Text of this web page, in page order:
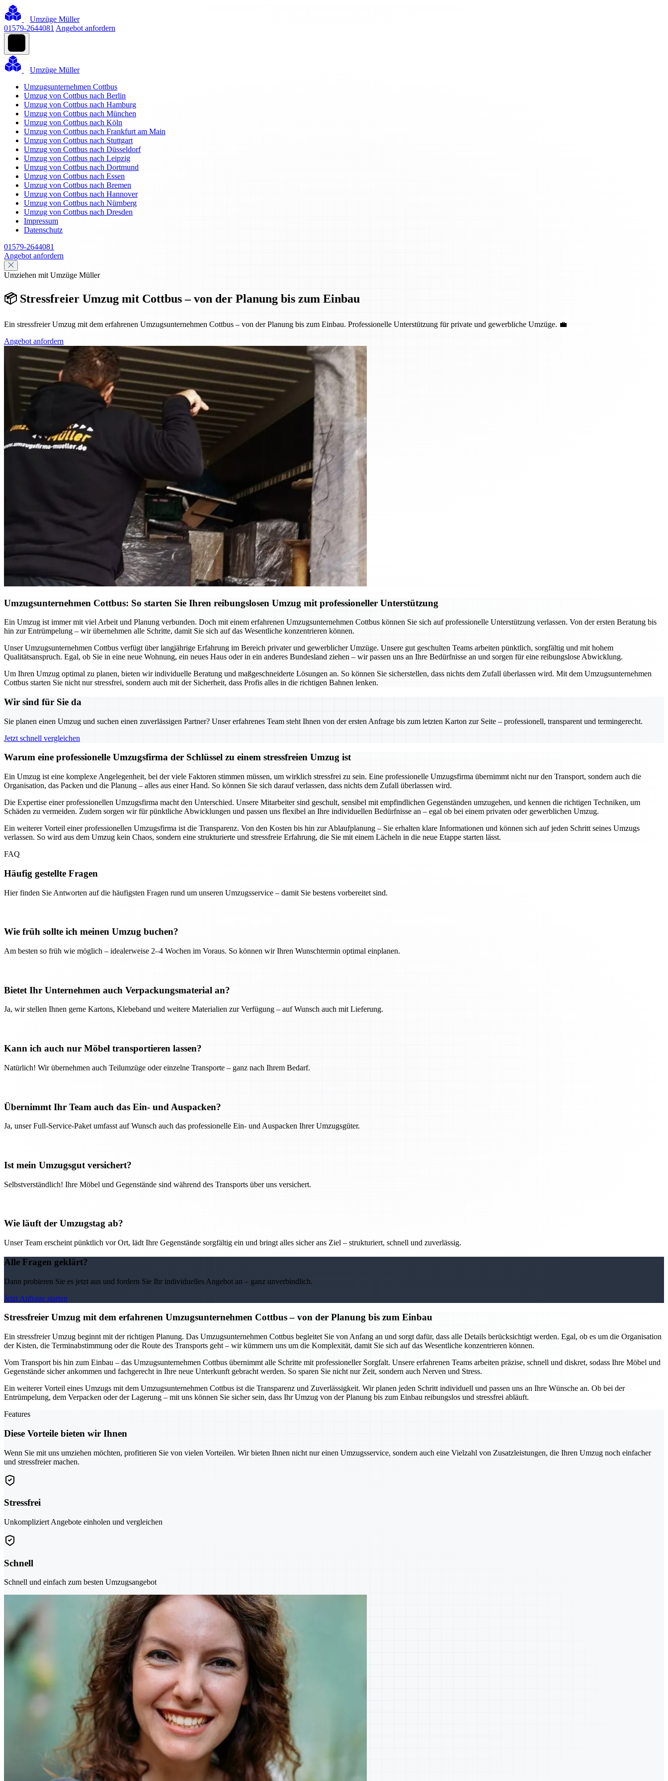
Umzüge Müller
01579-2644081 Angebot anfordern
Umzüge Müller
Umzugsunternehmen Cottbus
Umzug von Cottbus nach Berlin
Umzug von Cottbus nach Hamburg
Umzug von Cottbus nach München
Umzug von Cottbus nach Köln
Umzug von Cottbus nach Frankfurt am Main
Umzug von Cottbus nach Stuttgart
Umzug von Cottbus nach Düsseldorf
Umzug von Cottbus nach Leipzig
Umzug von Cottbus nach Dortmund
Umzug von Cottbus nach Essen
Umzug von Cottbus nach Bremen
Umzug von Cottbus nach Hannover
Umzug von Cottbus nach Nürnberg
Umzug von Cottbus nach Dresden
Impressum
Datenschutz
01579-2644081
Angebot anfordern
Umziehen mit Umzüge Müller
📦 Stressfreier Umzug mit Cottbus – von der Planung bis zum Einbau
Ein stressfreier Umzug mit dem erfahrenen Umzugsunternehmen Cottbus – von der Planung bis zum Einbau. Professionelle Unterstützung für private und gewerbliche Umzüge. 💼
Angebot anfordern
Umzugsunternehmen Cottbus: So starten Sie Ihren reibungslosen Umzug mit professioneller Unterstützung
Ein Umzug ist immer mit viel Arbeit und Planung verbunden. Doch mit einem erfahrenen Umzugsunternehmen Cottbus können Sie sich auf professionelle Unterstützung verlassen. Von der ersten Beratung bis
hin zur Entrümpelung – wir übernehmen alle Schritte, damit Sie sich auf das Wesentliche konzentrieren können.
Unser Umzugsunternehmen Cottbus verfügt über langjährige Erfahrung im Bereich privater und gewerblicher Umzüge. Unsere gut geschulten Teams arbeiten pünktlich, sorgfältig und mit hohem
Qualitätsanspruch. Egal, ob Sie in eine neue Wohnung, ein neues Haus oder in ein anderes Bundesland ziehen – wir passen uns an Ihre Bedürfnisse an und sorgen für eine reibungslose Abwicklung.
Um Ihren Umzug optimal zu planen, bieten wir individuelle Beratung und maßgeschneiderte Lösungen an. So können Sie sicherstellen, dass nichts dem Zufall überlassen wird. Mit dem Umzugsunternehmen
Cottbus starten Sie nicht nur stressfrei, sondern auch mit der Sicherheit, dass Profis alles in die richtigen Bahnen lenken.
Wir sind für Sie da
Sie planen einen Umzug und suchen einen zuverlässigen Partner? Unser erfahrenes Team steht Ihnen von der ersten Anfrage bis zum letzten Karton zur Seite – professionell, transparent und termingerecht.
Jetzt schnell vergleichen
Warum eine professionelle Umzugsfirma der Schlüssel zu einem stressfreien Umzug ist
Ein Umzug ist eine komplexe Angelegenheit, bei der viele Faktoren stimmen müssen, um wirklich stressfrei zu sein. Eine professionelle Umzugsfirma übernimmt nicht nur den Transport, sondern auch die
Organisation, das Packen und die Planung – alles aus einer Hand. So können Sie sich darauf verlassen, dass nichts dem Zufall überlassen wird.
Die Expertise einer professionellen Umzugsfirma macht den Unterschied. Unsere Mitarbeiter sind geschult, sensibel mit empfindlichen Gegenständen umzugehen, und kennen die richtigen Techniken, um
Schäden zu vermeiden. Zudem sorgen wir für pünktliche Abwicklungen und passen uns flexibel an Ihre individuellen Bedürfnisse an – egal ob bei einem privaten oder gewerblichen Umzug.
Ein weiterer Vorteil einer professionellen Umzugsfirma ist die Transparenz. Von den Kosten bis hin zur Ablaufplanung – Sie erhalten klare Informationen und können sich auf jeden Schritt seines Umzugs
verlassen. So wird aus dem Umzug kein Chaos, sondern eine strukturierte und stressfreie Erfahrung, die Sie mit einem Lächeln in die neue Etappe starten lässt.
FAQ
Häufig gestellte Fragen
Hier finden Sie Antworten auf die häufigsten Fragen rund um unseren Umzugsservice – damit Sie bestens vorbereitet sind.
Wie früh sollte ich meinen Umzug buchen?
Am besten so früh wie möglich – idealerweise 2–4 Wochen im Voraus. So können wir Ihren Wunschtermin optimal einplanen.
Bietet Ihr Unternehmen auch Verpackungsmaterial an?
Ja, wir stellen Ihnen gerne Kartons, Klebeband und weitere Materialien zur Verfügung – auf Wunsch auch mit Lieferung.
Kann ich auch nur Möbel transportieren lassen?
Natürlich! Wir übernehmen auch Teilumzüge oder einzelne Transporte – ganz nach Ihrem Bedarf.
Übernimmt Ihr Team auch das Ein- und Auspacken?
Ja, unser Full-Service-Paket umfasst auf Wunsch auch das professionelle Ein- und Auspacken Ihrer Umzugsgüter.
Ist mein Umzugsgut versichert?
Selbstverständlich! Ihre Möbel und Gegenstände sind während des Transports über uns versichert.
Wie läuft der Umzugstag ab?
Unser Team erscheint pünktlich vor Ort, lädt Ihre Gegenstände sorgfältig ein und bringt alles sicher ans Ziel – strukturiert, schnell und zuverlässig.
Alle Fragen geklärt?
Dann probieren Sie es jetzt aus und fordern Sie Ihr individuelles Angebot an – ganz unverbindlich.
Jetzt Anfrage starten
Stressfreier Umzug mit dem erfahrenen Umzugsunternehmen Cottbus – von der Planung bis zum Einbau
Ein stressfreier Umzug beginnt mit der richtigen Planung. Das Umzugsunternehmen Cottbus begleitet Sie von Anfang an und sorgt dafür, dass alle Details berücksichtigt werden. Egal, ob es um die Organisation
der Kisten, die Terminabstimmung oder die Route des Transports geht – wir kümmern uns um die Komplexität, damit Sie sich auf das Wesentliche konzentrieren können.
Vom Transport bis hin zum Einbau – das Umzugsunternehmen Cottbus übernimmt alle Schritte mit professioneller Sorgfalt. Unsere erfahrenen Teams arbeiten präzise, schnell und diskret, sodass Ihre Möbel und
Gegenstände sicher ankommen und fachgerecht in Ihre neue Unterkunft gebracht werden. So sparen Sie nicht nur Zeit, sondern auch Nerven und Stress.
Ein weiterer Vorteil eines Umzugs mit dem Umzugsunternehmen Cottbus ist die Transparenz und Zuverlässigkeit. Wir planen jeden Schritt individuell und passen uns an Ihre Wünsche an. Ob bei der
Entrümpelung, dem Verpacken oder der Lagerung – mit uns können Sie sicher sein, dass Ihr Umzug von der Planung bis zum Einbau reibungslos und stressfrei abläuft.
Features
Diese Vorteile bieten wir Ihnen
Wenn Sie mit uns umziehen möchten, profitieren Sie von vielen Vorteilen. Wir bieten Ihnen nicht nur einen Umzugsservice, sondern auch eine Vielzahl von Zusatzleistungen, die Ihren Umzug noch einfacher
und stressfreier machen.
Stressfrei
Unkompliziert Angebote einholen und vergleichen
Schnell
Schnell und einfach zum besten Umzugsangebot